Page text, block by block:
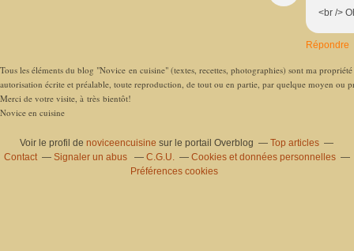
<br />
Répondre
Tous les éléments du blog "Novice en cuisine" (textes, recettes, photographies) sont ma
autorisation écrite et préalable, toute reproduction, de tout ou en partie, par quelque moyen ou
Merci de votre visite, à très bientôt!
Novice en cuisine
Voir le profil denoviceencuisine sur le portail Overblog
Top articles
Contact
Signaler un abus C.G.U.
Cookies et données personnelles
Préférences cookies